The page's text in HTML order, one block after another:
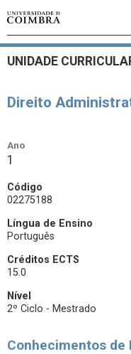
UNIDADE
Direito
Ano
1
Código
02275188
Língua de Ensino
Português
Créditos ECTS
15.0
Nível
2º Ciclo - Mestrado
Conhecimentos de